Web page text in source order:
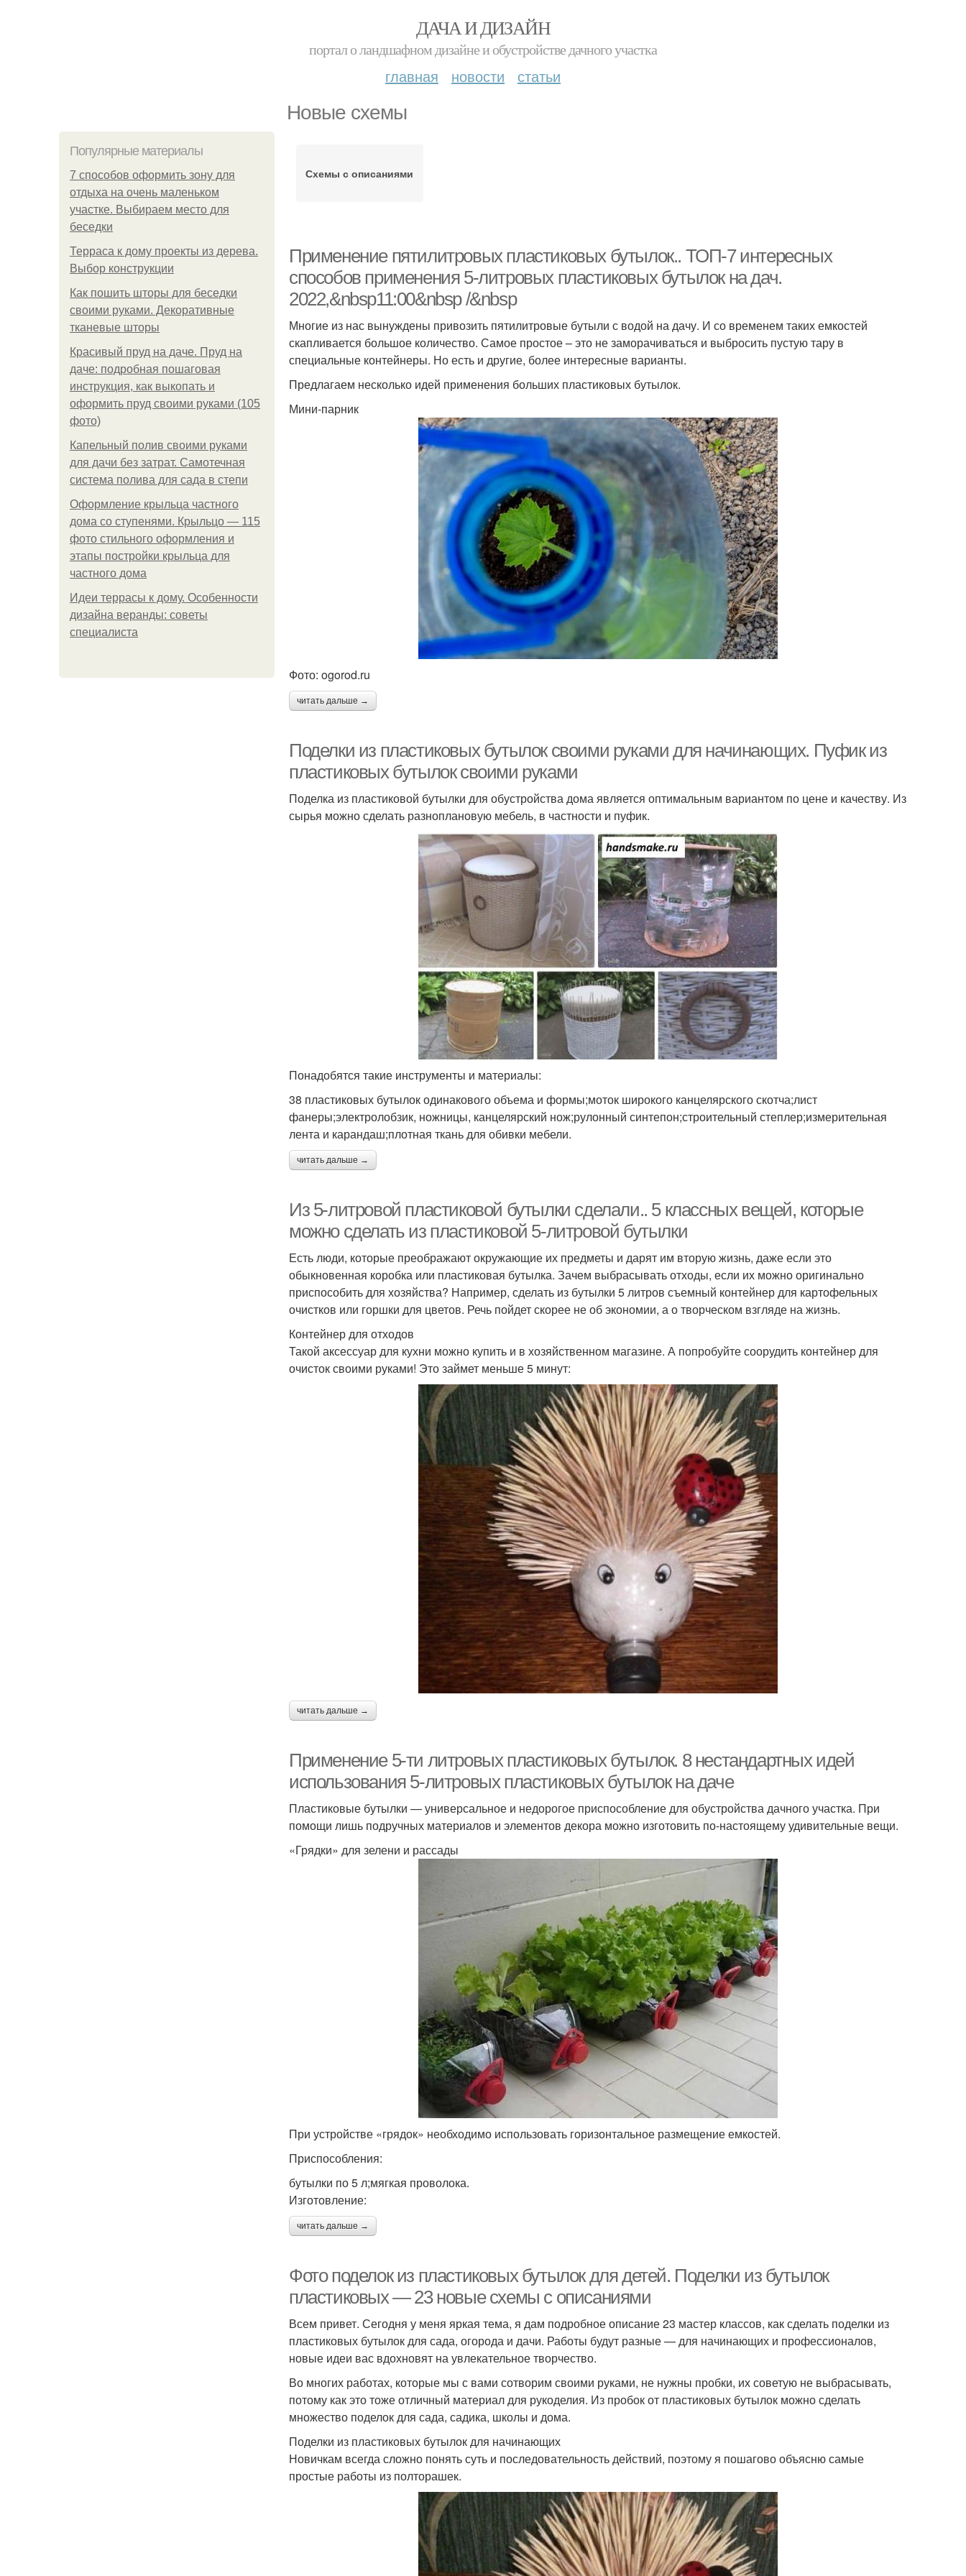
ДАЧА И ДИЗАЙН
портал о ландшафном дизайне и обустройстве дачного участка
главная новости статьи
Новые схемы
Популярные материалы
7 способов оформить зону для
отдыха на очень маленьком
участке. Выбираем место для
беседки
Терраса к дому проекты из дерева.
Выбор конструкции
Как пошить шторы для беседки
своими руками. Декоративные
тканевые шторы
Красивый пруд на даче. Пруд на
даче: подробная пошаговая
инструкция, как выкопать и
оформить пруд своими руками (105
фото)
Капельный полив своими руками
для дачи без затрат. Самотечная
система полива для сада в степи
Оформление крыльца частного
дома со ступенями. Крыльцо — 115
фото стильного оформления и
этапы постройки крыльца для
частного дома
Идеи террасы к дому. Особенности
дизайна веранды: советы
специалиста
Схемы с описаниями
Применение пятилитровых пластиковых бутылок.. ТОП-7 интересных
способов применения 5-литровых пластиковых бутылок на дач.
2022,&nbsp11:00&nbsp /&nbsp
Многие из нас вынуждены привозить пятилитровые бутыли с водой на дачу. И со временем таких емкостей
скапливается большое количество. Самое простое – это не заморачиваться и выбросить пустую тару в
специальные контейнеры. Но есть и другие, более интересные варианты.
Предлагаем несколько идей применения больших пластиковых бутылок.
Мини-парник
Фото: ogorod.ru
читать дальше →
Поделки из пластиковых бутылок своими руками для начинающих. Пуфик из
пластиковых бутылок своими руками
Поделка из пластиковой бутылки для обустройства дома является оптимальным вариантом по цене и качеству. Из
сырья можно сделать разноплановую мебель, в частности и пуфик.
Понадобятся такие инструменты и материалы:
38 пластиковых бутылок одинакового объема и формы;моток широкого канцелярского скотча;лист
фанеры;электролобзик, ножницы, канцелярский нож;рулонный синтепон;строительный степлер;измерительная
лента и карандаш;плотная ткань для обивки мебели.
читать дальше →
Из 5-литровой пластиковой бутылки сделали.. 5 классных вещей, которые
можно сделать из пластиковой 5-литровой бутылки
Есть люди, которые преображают окружающие их предметы и дарят им вторую жизнь, даже если это
обыкновенная коробка или пластиковая бутылка. Зачем выбрасывать отходы, если их можно оригинально
приспособить для хозяйства? Например, сделать из бутылки 5 литров съемный контейнер для картофельных
очистков или горшки для цветов. Речь пойдет скорее не об экономии, а о творческом взгляде на жизнь.
Контейнер для отходов
Такой аксессуар для кухни можно купить и в хозяйственном магазине. А попробуйте соорудить контейнер для
очисток своими руками! Это займет меньше 5 минут:
читать дальше →
Применение 5-ти литровых пластиковых бутылок. 8 нестандартных идей
использования 5-литровых пластиковых бутылок на даче
Пластиковые бутылки — универсальное и недорогое приспособление для обустройства дачного участка. При
помощи лишь подручных материалов и элементов декора можно изготовить по-настоящему удивительные вещи.
«Грядки» для зелени и рассады
При устройстве «грядок» необходимо использовать горизонтальное размещение емкостей.
Приспособления:
бутылки по 5 л;мягкая проволока.
Изготовление:
читать дальше →
Фото поделок из пластиковых бутылок для детей. Поделки из бутылок
пластиковых — 23 новые схемы с описаниями
Всем привет. Сегодня у меня яркая тема, я дам подробное описание 23 мастер классов, как сделать поделки из
пластиковых бутылок для сада, огорода и дачи. Работы будут разные — для начинающих и профессионалов,
новые идеи вас вдохновят на увлекательное творчество.
Во многих работах, которые мы с вами сотворим своими руками, не нужны пробки, их советую не выбрасывать,
потому как это тоже отличный материал для рукоделия. Из пробок от пластиковых бутылок можно сделать
множество поделок для сада, садика, школы и дома.
Поделки из пластиковых бутылок для начинающих
Новичкам всегда сложно понять суть и последовательность действий, поэтому я пошагово объясню самые
простые работы из полторашек.